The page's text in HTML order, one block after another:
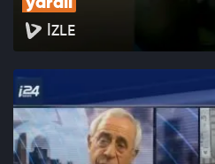
yaralı
İZLE